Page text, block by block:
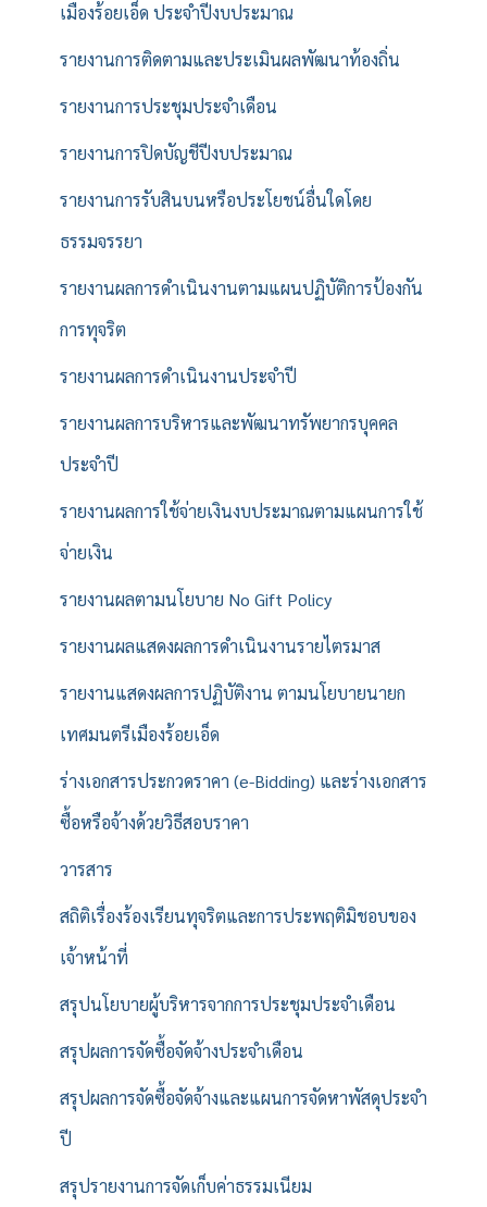
เมืองร้อยเอ็ด ประจำปีงบประมาณ
รายงานการติดตามและประเมินผลพัฒนาท้องถิ่น
รายงานการประชุมประจำเดือน
รายงานการปิดบัญชีปีงบประมาณ
รายงานการรับสินบนหรือประโยชน์อื่นใดโดย
ธรรมจรรยา
รายงานผลการดำเนินงานตามแผนปฏิบัติการป้องกัน
การทุจริต
รายงานผลการดำเนินงานประจำปี
รายงานผลการบริหารและพัฒนาทรัพยากรบุคคล
ประจำปี
รายงานผลการใช้จ่ายเงินงบประมาณตามแผนการใช้
จ่ายเงิน
รายงานผลตามนโยบาย No Gift Policy
รายงานผลแสดงผลการดำเนินงานรายไตรมาส
รายงานแสดงผลการปฏิบัติงาน ตามนโยบายนายก
เทศมนตรีเมืองร้อยเอ็ด
ร่างเอกสารประกวดราคา (e-Bidding) และร่างเอกสาร
ซื้อหรือจ้างด้วยวิธีสอบราคา
วารสาร
สถิติเรื่องร้องเรียนทุจริตและการประพฤติมิชอบของ
เจ้าหน้าที่
สรุปนโยบายผู้บริหารจากการประชุมประจำเดือน
สรุปผลการจัดซื้อจัดจ้างประจำเดือน
สรุปผลการจัดซื้อจัดจ้างและแผนการจัดหาพัสดุประจำ
ปี
สรุปรายงานการจัดเก็บค่าธรรมเนียม